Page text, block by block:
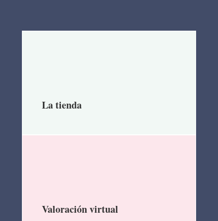
La tienda
Valoración virtual